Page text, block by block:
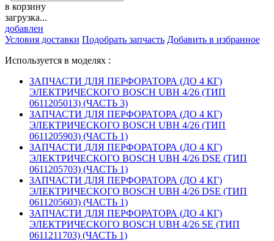
в корзину
загрузка...
добавлен
Условия доставки Подобрать запчасть Добавить в избранное
Используется в моделях :
ЗАПЧАСТИ ДЛЯ ПЕРФОРАТОРА (ДО 4 КГ)
ЭЛЕКТРИЧЕСКОГО BOSCH UBH 4/26 (ТИП
0611205013) (ЧАСТЬ 3)
ЗАПЧАСТИ ДЛЯ ПЕРФОРАТОРА (ДО 4 КГ)
ЭЛЕКТРИЧЕСКОГО BOSCH UBH 4/26 (ТИП
0611205903) (ЧАСТЬ 1)
ЗАПЧАСТИ ДЛЯ ПЕРФОРАТОРА (ДО 4 КГ)
ЭЛЕКТРИЧЕСКОГО BOSCH UBH 4/26 DSE (ТИП
0611205703) (ЧАСТЬ 1)
ЗАПЧАСТИ ДЛЯ ПЕРФОРАТОРА (ДО 4 КГ)
ЭЛЕКТРИЧЕСКОГО BOSCH UBH 4/26 DSE (ТИП
0611205603) (ЧАСТЬ 1)
ЗАПЧАСТИ ДЛЯ ПЕРФОРАТОРА (ДО 4 КГ)
ЭЛЕКТРИЧЕСКОГО BOSCH UBH 4/26 SE (ТИП
0611211703) (ЧАСТЬ 1)